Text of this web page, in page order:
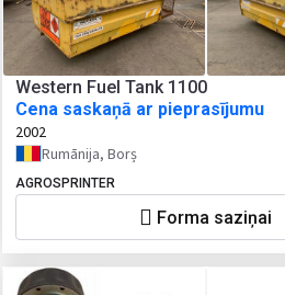
Western Fuel Tank 1100
Cena saskaņā ar pieprasījumu
2002
Rumānija, Borș
AGROSPRINTER
Forma saziņai